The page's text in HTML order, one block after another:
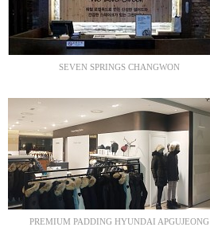
SEVEN SPRINGS CHANGWON
PREMIUM PADDING HYUNDAI APGUJEONG